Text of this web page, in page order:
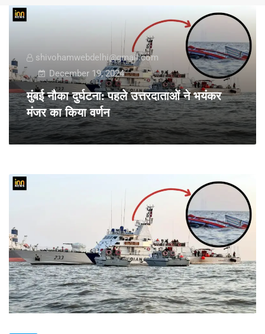
shivohamwebdelhi@gmail.com
December 19, 2024
मुंबई नौका दुर्घटना: पहले उत्तरदाताओं ने भयंकर
मंजर का किया वर्णन